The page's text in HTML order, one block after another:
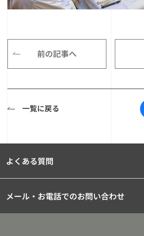
前の記事へ
一覧に戻る
よくある質問
メール・お電話でのお問い合わせ